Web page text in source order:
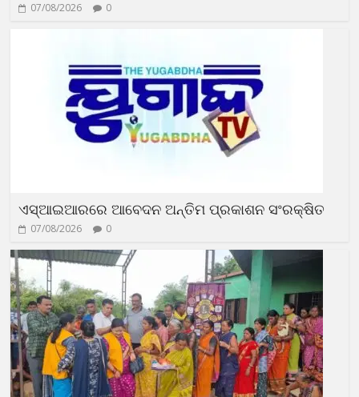
07/08/2026 0
ଏସ୍‌ଆଇଆରରେ ଆବେଦନ ଅନ୍ତିମ ପ୍ରକାଶନ ସଂରକ୍ଷିତ
07/08/2026 0